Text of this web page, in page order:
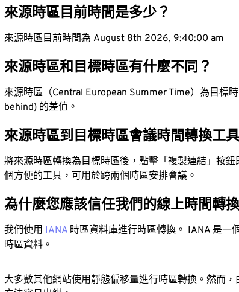
來源時區目前時間是多少？
來源時區目前時間為 August 8th 2026, 9:40:01 am
來源時區和目標時區有什麼不同？
來源時區（Central European Summer Time）為目標
behind) 的差值。
來源時區到目標時區會議時間轉換工具
將來源時區轉換為目標時區後，點擊「複製連結」按
個方便的工具，可用於跨兩個時區安排會議。
為什麼您應該信任我們的線上時間轉
我們使用 IANA 時區資料庫進行時區轉換。 IANA 是一
時區資料。
大多數其他網站使用靜態偏移量進行時區轉換。然而